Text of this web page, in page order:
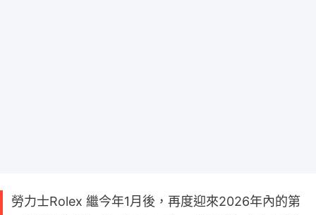
勞力士Rolex 繼今年1月後，再度迎來2026年內的第